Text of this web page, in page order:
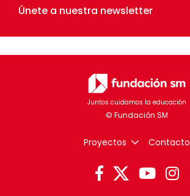
Únete a nuestra newsletter
Juntos cuidamos la educación
Proyectos Contacto